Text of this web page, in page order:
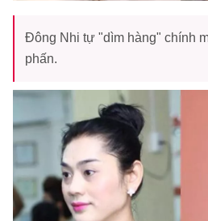
Đông Nhi tự "dìm hàng" chính
phấn.